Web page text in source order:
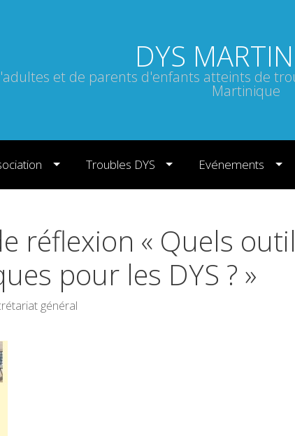
DYS
et de parents d'enfants atteints de
Martinique
Troubles DYS Evénements
réflexion « Quels
pour les DYS ? »
général